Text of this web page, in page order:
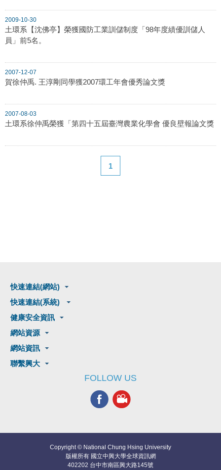
2009-10-30
土環系【沈佛亭】榮獲國防工業訓儲制度「98年度績優訓儲人
員」前5名。
2007-12-07
賀徐仲禹. 王淳剛同學獲2007環工年會優秀論文獎
2007-08-03
土環系徐仲禹榮獲「第四十五屆臺灣農業化學會 優良壁報論文獎
1
快速連結(網站)
快速連結(系統)
健康安全資訊
網站資源
網站資訊
聯繫興大
FOLLOW US
Copyright © National Chung Hsing University
版權所有 國立中興大學全球資訊網
402202 台中市南區興大路145號